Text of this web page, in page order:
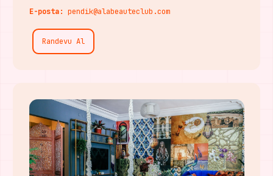
E-posta: pendik@alabeauteclub.com
Randevu Al